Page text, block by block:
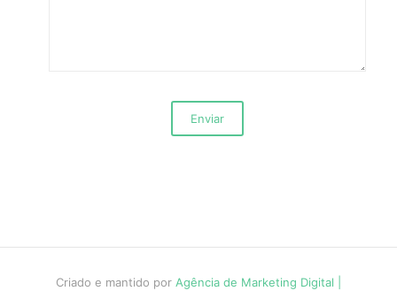
Criado e mantido por Agência de Marketing Digital |